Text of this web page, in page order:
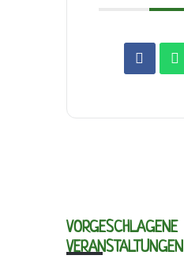
VORGESCHLAGENE
VERANSTALTUNGEN